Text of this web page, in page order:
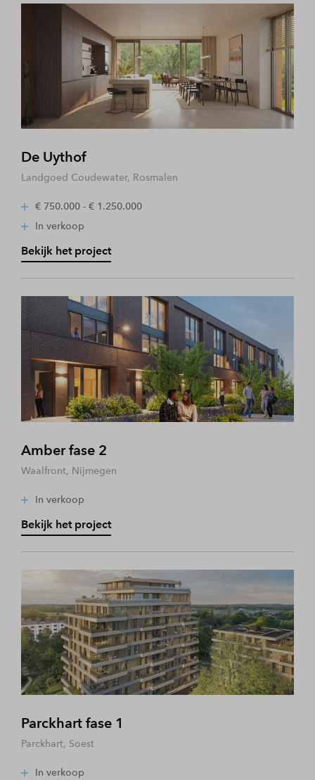
De Uythof
Landgoed Coudewater, Rosmalen
€ 750.000 - € 1.250.000
In verkoop
Bekijk het project
Amber fase 2
Waalfront, Nijmegen
In verkoop
Bekijk het project
Parckhart fase 1
Parckhart, Soest
In verkoop